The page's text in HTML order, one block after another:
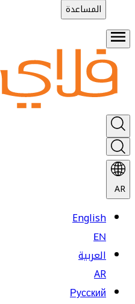
المساعدة
AR
English
EN
العربية
AR
Русский